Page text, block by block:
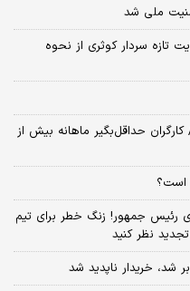
ملی شد
تازه سردار کوثری از نحوه
حداقل‌بگیر ماهانه بیش از
است؟
رئیس جمهور! زنگ خطر برای تیم
نظر کنید